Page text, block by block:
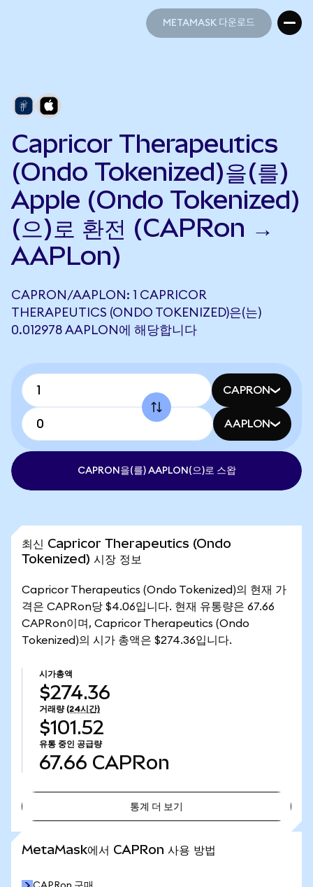
METAMASK 다운로드
Capricor Therapeutics
(Ondo Tokenized)을(를)
Apple (Ondo Tokenized)
(으)로 환전 (CAPRon →
AAPLon)
CAPRON/AAPLON: 1 CAPRICOR
THERAPEUTICS (ONDO TOKENIZED)은(는)
0.012978 AAPLON에 해당합니다
CAPRON
AAPLON
CAPRON을(를) AAPLON(으)로 스왑
최신 Capricor Therapeutics (Ondo
Tokenized) 시장 정보
Capricor Therapeutics (Ondo Tokenized)의 현재 가
격은 CAPRon당 $4.06입니다. 현재 유통량은 67.66
CAPRon이며, Capricor Therapeutics (Ondo
Tokenized)의 시가 총액은 $274.36입니다.
시가총액
$274.36
거래량 (24시간)
$101.52
유통 중인 공급량
67.66 CAPRon
통계 더 보기
MetaMask에서 CAPRon 사용 방법